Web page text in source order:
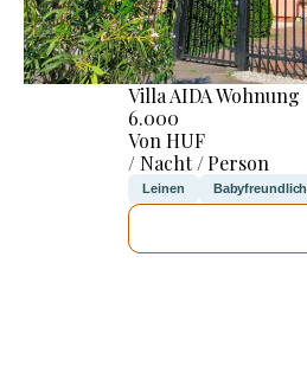
Villa AIDA Wohnung
6.000
Von HUF
/ Nacht / Person
Leinen Babyfreundlich